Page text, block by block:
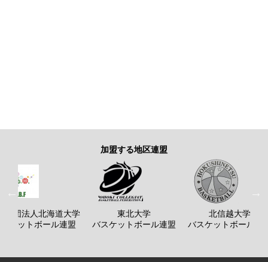
加盟する地区連盟
社団法人北海道大学
ケットボール連盟
東北大学
バスケットボール連盟
北信越大学
バスケットボール連